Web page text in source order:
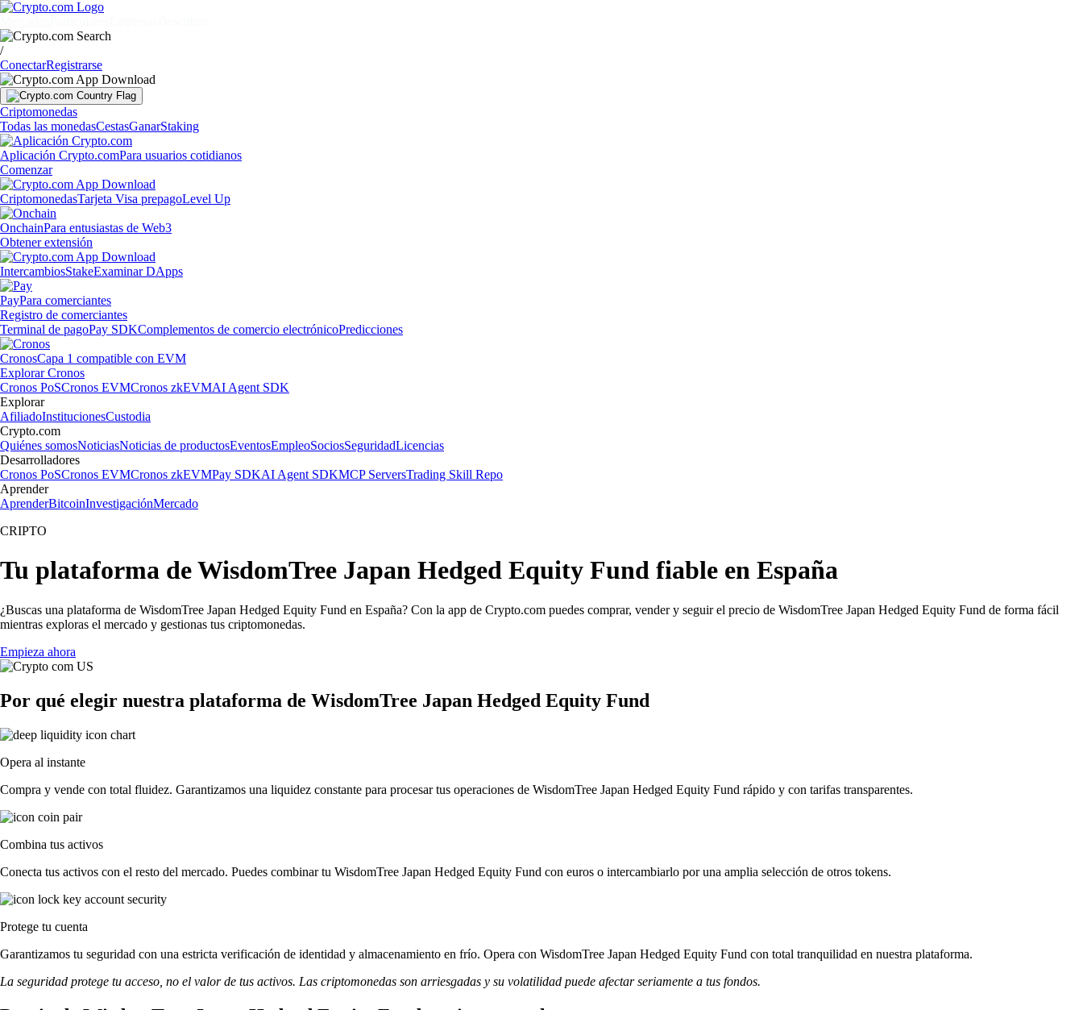
/
ConectarRegistrarse
Criptomonedas
Todas las monedasCestasGanarStaking
Aplicación Crypto.comPara usuarios cotidianos
Comenzar
CriptomonedasTarjeta Visa prepagoLevel Up
OnchainPara entusiastas de Web3
Obtener extensión
IntercambiosStakeExaminar DApps
PayPara comerciantes
Registro de comerciantes
Terminal de pagoPay SDKComplementos de comercio electrónicoPredicciones
CronosCapa 1 compatible con EVM
Explorar Cronos
Cronos PoSCronos EVMCronos zkEVMAI Agent SDK
Explorar
AfiliadoInstitucionesCustodia
Crypto.com
Quiénes somosNoticiasNoticias de productosEventosEmpleoSociosSeguridadLicencias
Desarrolladores
Cronos PoSCronos EVMCronos zkEVMPay SDKAI Agent SDKMCP ServersTrading Skill Repo
Aprender
AprenderBitcoinInvestigaciónMercado
CRIPTO
Tu plataforma de WisdomTree Japan Hedged Equity Fund fiable en España
¿Buscas una plataforma de WisdomTree Japan Hedged Equity Fund en España? Con la app de Crypto.com puedes comprar, vender y seguir el precio de WisdomTree Japan Hedged Equity Fund de forma fácil
mientras exploras el mercado y gestionas tus criptomonedas.
Empieza ahora
Por qué elegir nuestra plataforma de WisdomTree Japan Hedged Equity Fund
Opera al instante
Compra y vende con total fluidez. Garantizamos una liquidez constante para procesar tus operaciones de WisdomTree Japan Hedged Equity Fund rápido y con tarifas transparentes.
Combina tus activos
Conecta tus activos con el resto del mercado. Puedes combinar tu WisdomTree Japan Hedged Equity Fund con euros o intercambiarlo por una amplia selección de otros tokens.
Protege tu cuenta
Garantizamos tu seguridad con una estricta verificación de identidad y almacenamiento en frío. Opera con WisdomTree Japan Hedged Equity Fund con total tranquilidad en nuestra plataforma.
La seguridad protege tu acceso, no el valor de tus activos. Las criptomonedas son arriesgadas y su volatilidad puede afectar seriamente a tus fondos.